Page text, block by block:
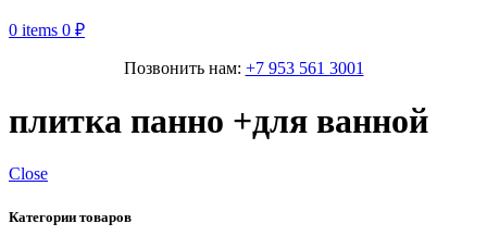
0 items 0 ₽
Позвонить нам: +7 953 561 3001
плитка панно +для ванной
Close
Категории товаров